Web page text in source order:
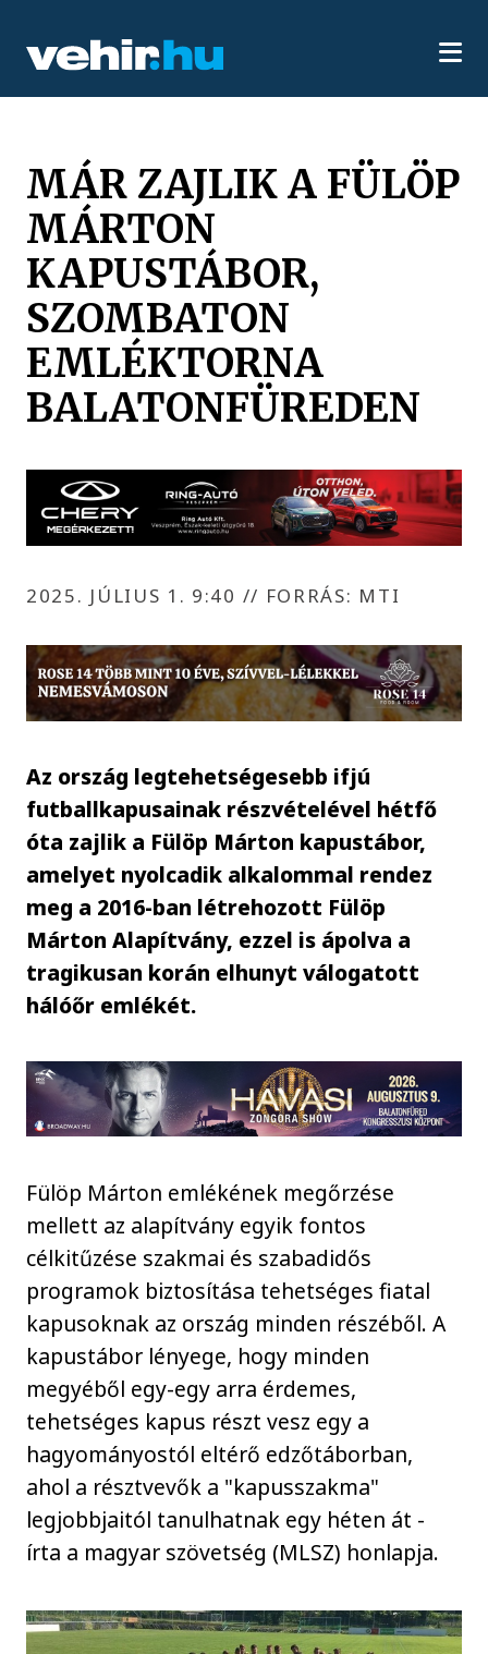
MÁR ZAJLIK A FÜLÖP
MÁRTON
KAPUSTÁBOR,
SZOMBATON
EMLÉKTORNA
BALATONFÜREDEN
2025. JÚLIUS 1. 9:40 // FORRÁS: MTI
Az ország legtehetségesebb ifjú
futballkapusainak részvételével hétfő
óta zajlik a Fülöp Márton kapustábor,
amelyet nyolcadik alkalommal rendez
meg a 2016-ban létrehozott Fülöp
Márton Alapítvány, ezzel is ápolva a
tragikusan korán elhunyt válogatott
hálóőr emlékét.
Fülöp Márton emlékének megőrzése
mellett az alapítvány egyik fontos
célkitűzése szakmai és szabadidős
programok biztosítása tehetséges fiatal
kapusoknak az ország minden részéből. A
kapustábor lényege, hogy minden
megyéből egy-egy arra érdemes,
tehetséges kapus részt vesz egy a
hagyományostól eltérő edzőtáborban,
ahol a résztvevők a "kapusszakma"
legjobbjaitól tanulhatnak egy héten át -
írta a magyar szövetség (MLSZ) honlapja.